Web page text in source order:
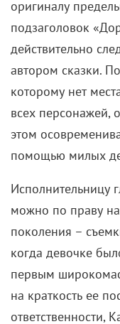
оригиналу
подзаголовок
действительно
автором сказки.
которому нет
всех персонажей,
этом
помощью милых
Исполнительницу
можно по праву
поколения –
когда девочке
первым
на краткость ее
ответственности,